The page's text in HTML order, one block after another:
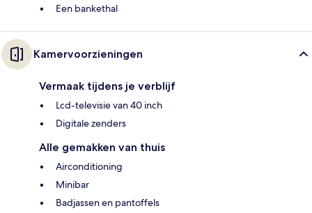
Een bankethal
Kamervoorzieningen
Vermaak tijdens je verblijf
Lcd-televisie van 40 inch
Digitale zenders
Alle gemakken van thuis
Airconditioning
Minibar
Badjassen en pantoffels